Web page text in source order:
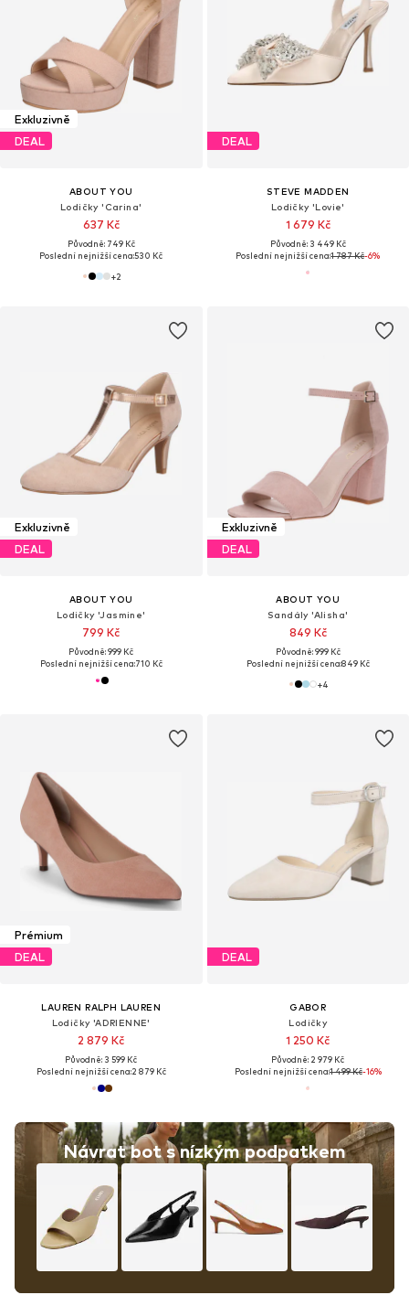
Exkluzivně
DEAL
ABOUT YOU
Lodičky 'Carina'
637 Kč
Původně: 749 Kč
Poslední nejnižší cena:530 Kč
+2
DEAL
STEVE MADDEN
Lodičky 'Lovie'
1 679 Kč
Původně: 3 449 Kč
Poslední nejnižší cena:1 787 Kč-6%
Exkluzivně
DEAL
ABOUT YOU
Lodičky 'Jasmine'
799 Kč
Původně: 999 Kč
Poslední nejnižší cena:710 Kč
Exkluzivně
DEAL
ABOUT YOU
Sandály 'Alisha'
849 Kč
Původně: 999 Kč
Poslední nejnižší cena:849 Kč
+4
Prémium
DEAL
LAUREN RALPH LAUREN
Lodičky 'ADRIENNE'
2 879 Kč
Původně: 3 599 Kč
Poslední nejnižší cena:2 879 Kč
Návrat bot s nízkým podpatkem
DEAL
GABOR
Lodičky
1 250 Kč
Původně: 2 979 Kč
Poslední nejnižší cena:1 499 Kč-16%